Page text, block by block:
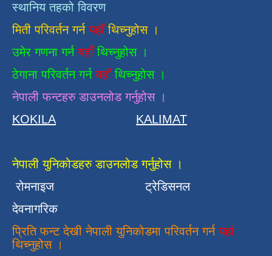
स्थानिय तहको विवरण
मिती परिवर्तन गर्न यहाँ थिच्नुहोस ।
उमेर गणना गर्नयहाँथिच्नुहोस ।
ठेगाना परिवर्तन गर्नयहाँ थिच्नुहोस ।
नेपाली फन्टहरु डाउनलोड गर्नुहोस ।
KOKILA
KALIMAT
नेपाली युनिकोडहरु डाउनलोड गर्नुहोस ।
रोमनाइज
ट्रेडिसनल
देवनागरिक
प्रिति फन्ट देखी नेपाली युनिकोडमा परिवर्तन गर्न यहां
थिच्नुहोस ।